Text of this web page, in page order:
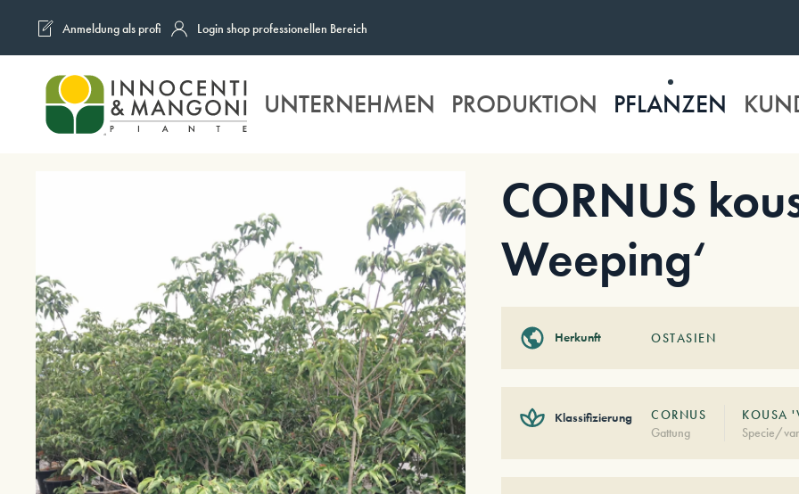
Skip to main content
Anmeldung als profi Login shop professionellen Bereich
UNTERNEHMEN PRODUKTION PFLANZEN
CORNUS
Weeping‘
Herkunft OSTASIEN
Klassifizierung
CORNUS
Gattung
KOUSA
Specie/